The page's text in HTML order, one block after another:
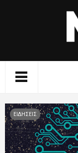
ΕΙΔΗΣΕΙΣ